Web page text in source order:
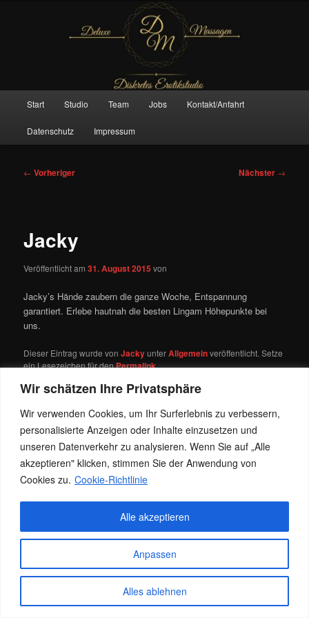
Wir schätzen Ihre Privatsphäre
Wir verwenden Cookies, um Ihr Surferlebnis zu verbessern,
personalisierte Anzeigen oder Inhalte einzusetzen und
unseren Datenverkehr zu analysieren. Wenn Sie auf „Alle
akzeptieren" klicken, stimmen Sie der Anwendung von
Cookies zu. Cookie-Richtlinie
Anpassen
Alles ablehnen
Alle akzeptieren
Deluxe Massagen And More
Start Studio Team Jobs Kontakt/Anfahrt
Datenschutz Impressum
Beitragsnavigation
← Vorheriger Nächster →
Jacky
Veröffentlicht am31. August 2015 von
Jacky’s Hände zaubern die ganze Woche, Entspannung
garantiert. Erlebe hautnah die besten Lingam Höhepunkte bei
uns.
Dieser Eintrag wurde vonJackyunterAllgemeinveröffentlicht. Setze
ein Lesezeichen für denPermalink.
Datenschutz Stolz präsentiert von WordPress